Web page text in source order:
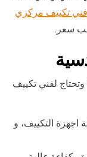
فني تكييف مركزي
سعر.
لفني تكييف
التكييف، و